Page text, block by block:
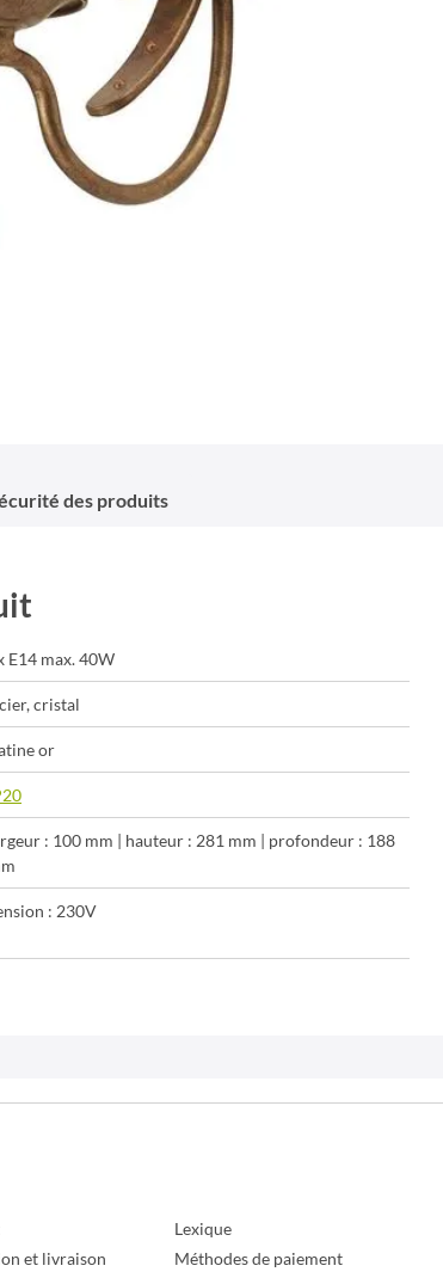
des produits
E14 max. 40W
cristal
or
: 100 mm | hauteur : 281 mm | profondeur : 188
: 230V
Lexique
et livraison Méthodes de paiement